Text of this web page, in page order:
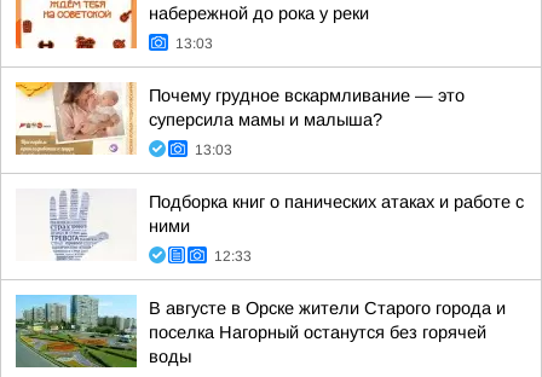
набережной до рока у реки
13:03
Почему грудное вскармливание — это
суперсила мамы и малыша?
13:03
Подборка книг о панических атаках и работе с
ними
12:33
В августе в Орске жители Старого города и
поселка Нагорный останутся без горячей
воды